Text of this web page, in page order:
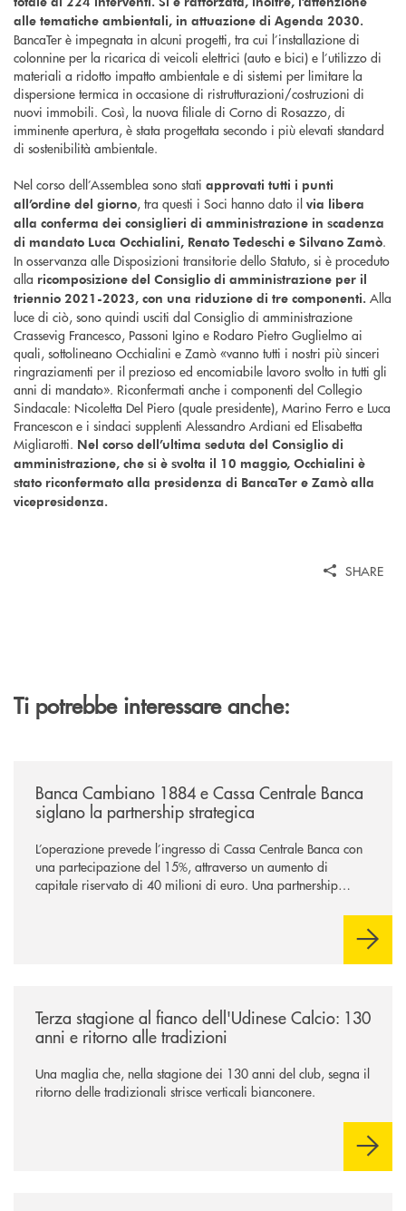
alle tematiche ambientali, in attuazione di Agenda 2030.
BancaTer è impegnata in alcuni progetti, tra cui l’installazione di
colonnine per la ricarica di veicoli elettrici (auto e bici) e l’utilizzo di
materiali a ridotto impatto ambientale e di sistemi per limitare la
dispersione termica in occasione di ristrutturazioni/costruzioni di
nuovi immobili. Così, la nuova filiale di Corno di Rosazzo, di
imminente apertura, è stata progettata secondo i più elevati standard
di sostenibilità ambientale.
Nel corso dell’Assemblea sono stati approvati tutti i punti
all’ordine del giorno, tra questi i Soci hanno dato il via libera
alla conferma dei consiglieri di amministrazione in scadenza
di mandato Luca Occhialini, Renato Tedeschi e Silvano Zamò.
In osservanza alle Disposizioni transitorie dello Statuto, si è proceduto
alla ricomposizione del Consiglio di amministrazione per il
triennio 2021-2023, con una riduzione di tre componenti. Alla
luce di ciò, sono quindi usciti dal Consiglio di amministrazione
Crassevig Francesco, Passoni Igino e Rodaro Pietro Guglielmo ai
quali, sottolineano Occhialini e Zamò «vanno tutti i nostri più sinceri
ringraziamenti per il prezioso ed encomiabile lavoro svolto in tutti gli
anni di mandato». Riconfermati anche i componenti del Collegio
Sindacale: Nicoletta Del Piero (quale presidente), Marino Ferro e Luca
Francescon e i sindaci supplenti Alessandro Ardiani ed Elisabetta
Migliarotti. Nel corso dell’ultima seduta del Consiglio di
amministrazione, che si è svolta il 10 maggio, Occhialini è
stato riconfermato alla presidenza di BancaTer e Zamò alla
vicepresidenza.
SHARE
Ti potrebbe interessare anche:
Banca Cambiano 1884 e Cassa Centrale Banca
siglano la partnership strategica
L’operazione prevede l’ingresso di Cassa Centrale Banca con
una partecipazione del 15%, attraverso un aumento di
capitale riservato di 40 milioni di euro. Una partnership
comuni e sulla prossimità ai territori, per ampliare l’offerta e
Terza stagione al fianco dell'Udinese Calcio: 130
anni e ritorno alle tradizioni
Una maglia che, nella stagione dei 130 anni del club, segna il
ritorno delle tradizionali strisce verticali bianconere.